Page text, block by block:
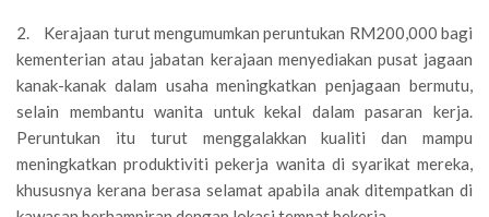
2. Kerajaan turut mengumumkan peruntukan RM200,000 bagi
kementerian atau jabatan kerajaan menyediakan pusat jagaan
kanak-kanak dalam usaha meningkatkan penjagaan bermutu,
selain membantu wanita untuk kekal dalam pasaran kerja.
Peruntukan itu turut menggalakkan kualiti dan mampu
meningkatkan produktiviti pekerja wanita di syarikat mereka,
khususnya kerana berasa selamat apabila anak ditempatkan di